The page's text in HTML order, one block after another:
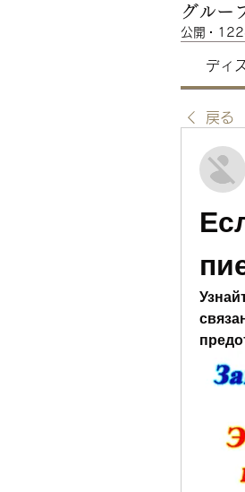
グルー
公開 · 122
ディ
戻る